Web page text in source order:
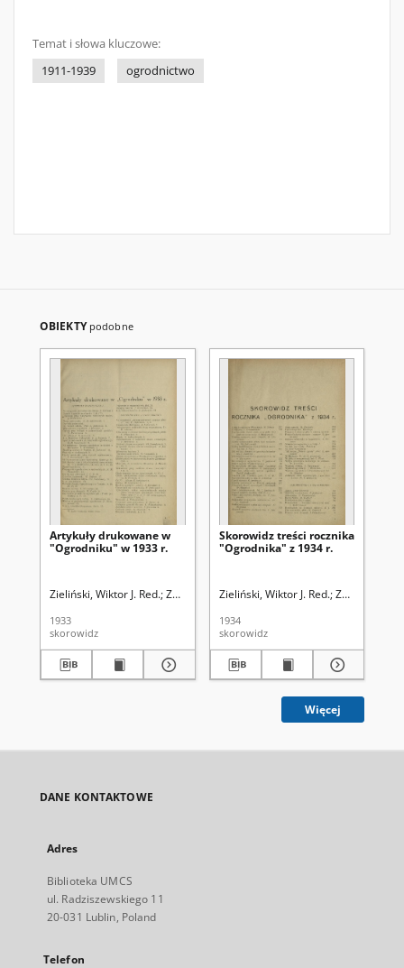
Temat i słowa kluczowe:
1911-1939
ogrodnictwo
OBIEKTY podobne
Artykuły drukowane w
"Ogrodniku" w 1933 r.
Zieliński, Wiktor J. Red. Związek Polskich Zrzeszeń Ogrodniczych
1933
skorowidz
Skorowidz treści rocznika
"Ogrodnika" z 1934 r.
Zieliński, Wiktor J. Red. Związek
1934
skorowidz
Więcej
DANE KONTAKTOWE
Adres
Biblioteka UMCS
ul. Radziszewskiego 11
20-031 Lublin, Poland
Telefon